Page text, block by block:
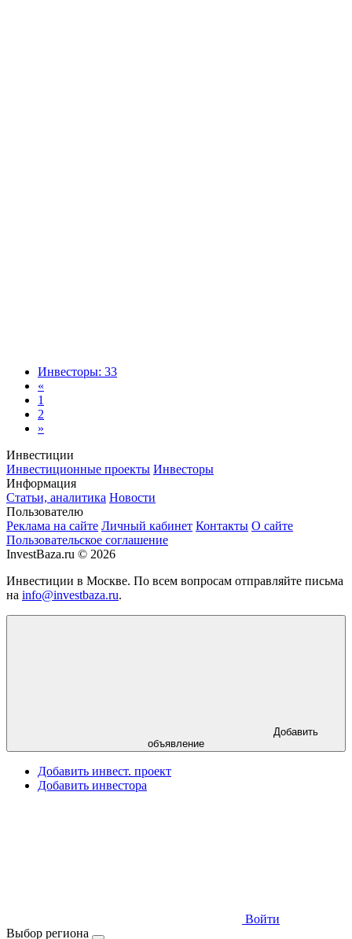
Инвесторы: 33
«
1
2
»
Инвестиции
Инвестиционные проекты Инвесторы
Информация
Статьи, аналитика Новости
Пользователю
Реклама на сайте Личный кабинет Контакты О сайте
Пользовательское соглашение
InvestBaza.ru © 2026
Инвестиции в Москве. По всем вопросам отправляйте письма
на info@investbaza.ru.
Добавить
объявление
Добавить инвест. проект
Добавить инвестора
Войти
Выбор региона